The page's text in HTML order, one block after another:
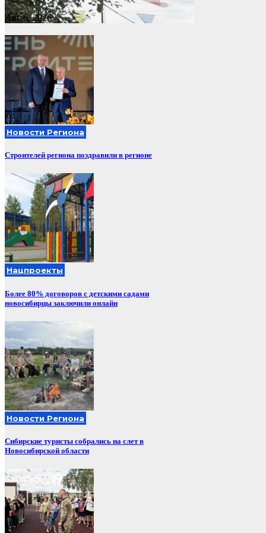
Авг 6, 2026
Новости Региона
Строителей региона поздравили в регионе
Нацпроекты
Более 80% договоров с детскими садами
новосибирцы заключили онлайн
Новости Региона
Сибирские туристы собрались на слет в
Новосибирской области